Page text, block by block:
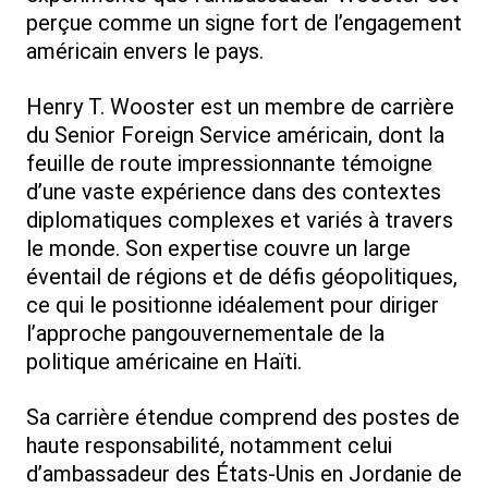
perçue comme un signe fort de l’engagement
américain envers le pays.
Henry T. Wooster est un membre de carrière
du Senior Foreign Service américain, dont la
feuille de route impressionnante témoigne
d’une vaste expérience dans des contextes
diplomatiques complexes et variés à travers
le monde. Son expertise couvre un large
éventail de régions et de défis géopolitiques,
ce qui le positionne idéalement pour diriger
l’approche pangouvernementale de la
politique américaine en Haïti.
Sa carrière étendue comprend des postes de
haute responsabilité, notamment celui
d’ambassadeur des États-Unis en Jordanie de